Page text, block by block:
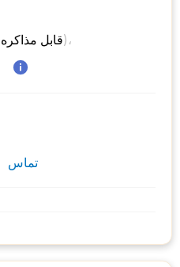
قابل مذاکره )،
تماس